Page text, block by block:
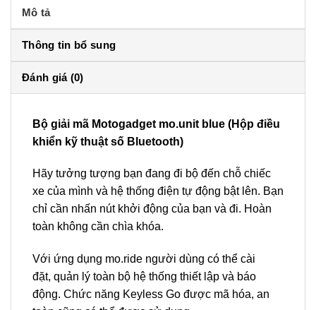
Mô tả
Thông tin bổ sung
Đánh giá (0)
Bộ giải mã Motogadget mo.unit blue (Hộp điều
khiển kỹ thuật số Bluetooth)
Hãy tưởng tượng bạn đang đi bộ đến chỗ chiếc
xe của mình và hệ thống điện tự động bật lên. Bạn
chỉ cần nhấn nút khởi động của bạn và đi. Hoàn
toàn không cần chìa khóa.
Với ứng dụng mo.ride người dùng có thể cài
đặt, quản lý toàn bộ hệ thống thiết lập và báo
động. Chức năng Keyless Go được mã hóa, an